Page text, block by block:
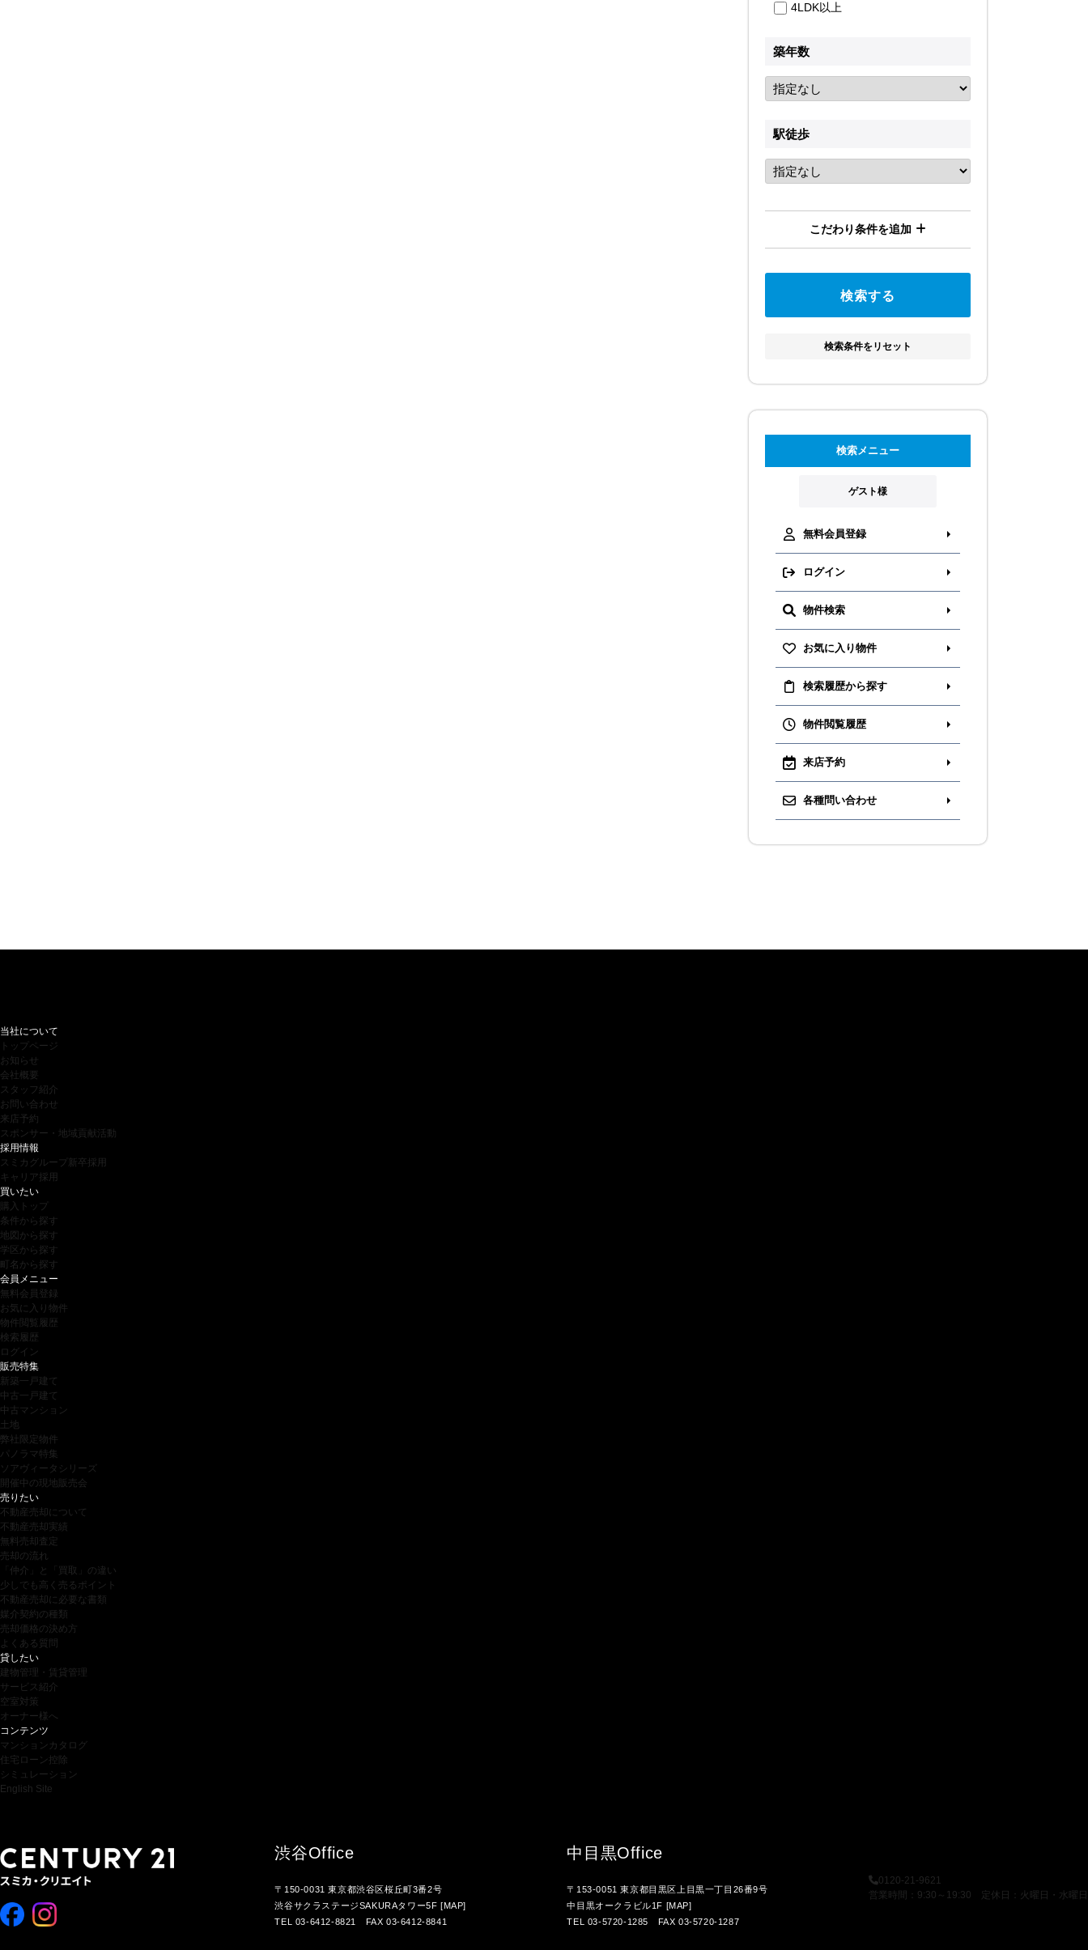
4LDK以上
築年数
駅徒歩
こだわり条件を追加
検索条件をリセット
検索メニュー
ゲスト様
無料会員登録
ログイン
物件検索
お気に入り物件
検索履歴から探す
物件閲覧履歴
来店予約
各種問い合わせ
当社について
トップページ
お知らせ
会社概要
スタッフ紹介
お問い合わせ
来店予約
スポンサー・地域貢献活動
採用情報
スミカグループ新卒採用
キャリア採用
買いたい
購入トップ
条件から探す
地図から探す
学区から探す
町名から探す
会員メニュー
無料会員登録
お気に入り物件
物件閲覧履歴
検索履歴
ログイン
販売特集
新築一戸建て
中古一戸建て
中古マンション
土地
弊社限定物件
パノラマ特集
ソアヴィータシリーズ
開催中の現地販売会
売りたい
不動産売却について
不動産売却実績
無料売却査定
売却の流れ
「仲介」と「買取」の違い
少しでも高く売るポイント
不動産売却に必要な書類
媒介契約の種類
売却価格の決め方
よくある質問
貸したい
建物管理・賃貸管理
サービス紹介
空室対策
オーナー様へ
コンテンツ
マンションカタログ
住宅ローン控除
シミュレーション
English Site
渋谷Office
〒150-0031 東京都渋谷区桜丘町3番2号
渋谷サクラステージSAKURAタワー5F [MAP]
TEL 03-6412-8821 FAX 03-6412-8841
中目黒Office
〒153-0051 東京都目黒区上目黒一丁目26番9号
中目黒オークラビル1F [MAP]
TEL 03-5720-1285 FAX 03-5720-1287
0120-21-9621
営業時間：9:30～19:30 定休日：火曜日・水曜日